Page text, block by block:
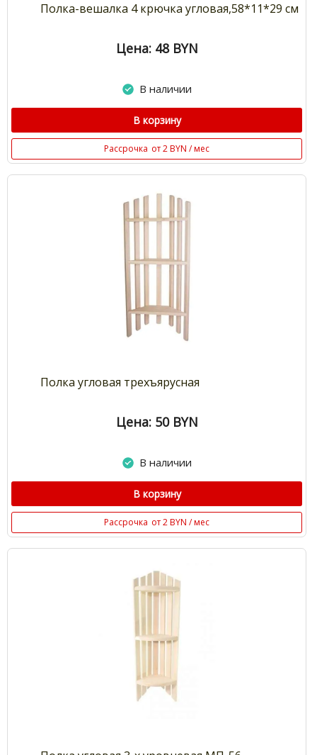
Полка-вешалка 4 крючка угловая,58*11*29 см
Цена: 48 BYN
В наличии
В корзину
Рассрочка от 2 BYN / мес
Полка угловая трехъярусная
Цена: 50 BYN
В наличии
В корзину
Рассрочка от 2 BYN / мес